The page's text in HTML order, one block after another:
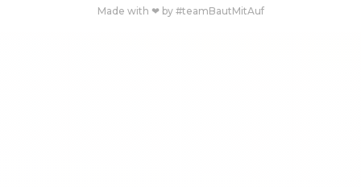
Made with ❤ by #teamBautMitAuf